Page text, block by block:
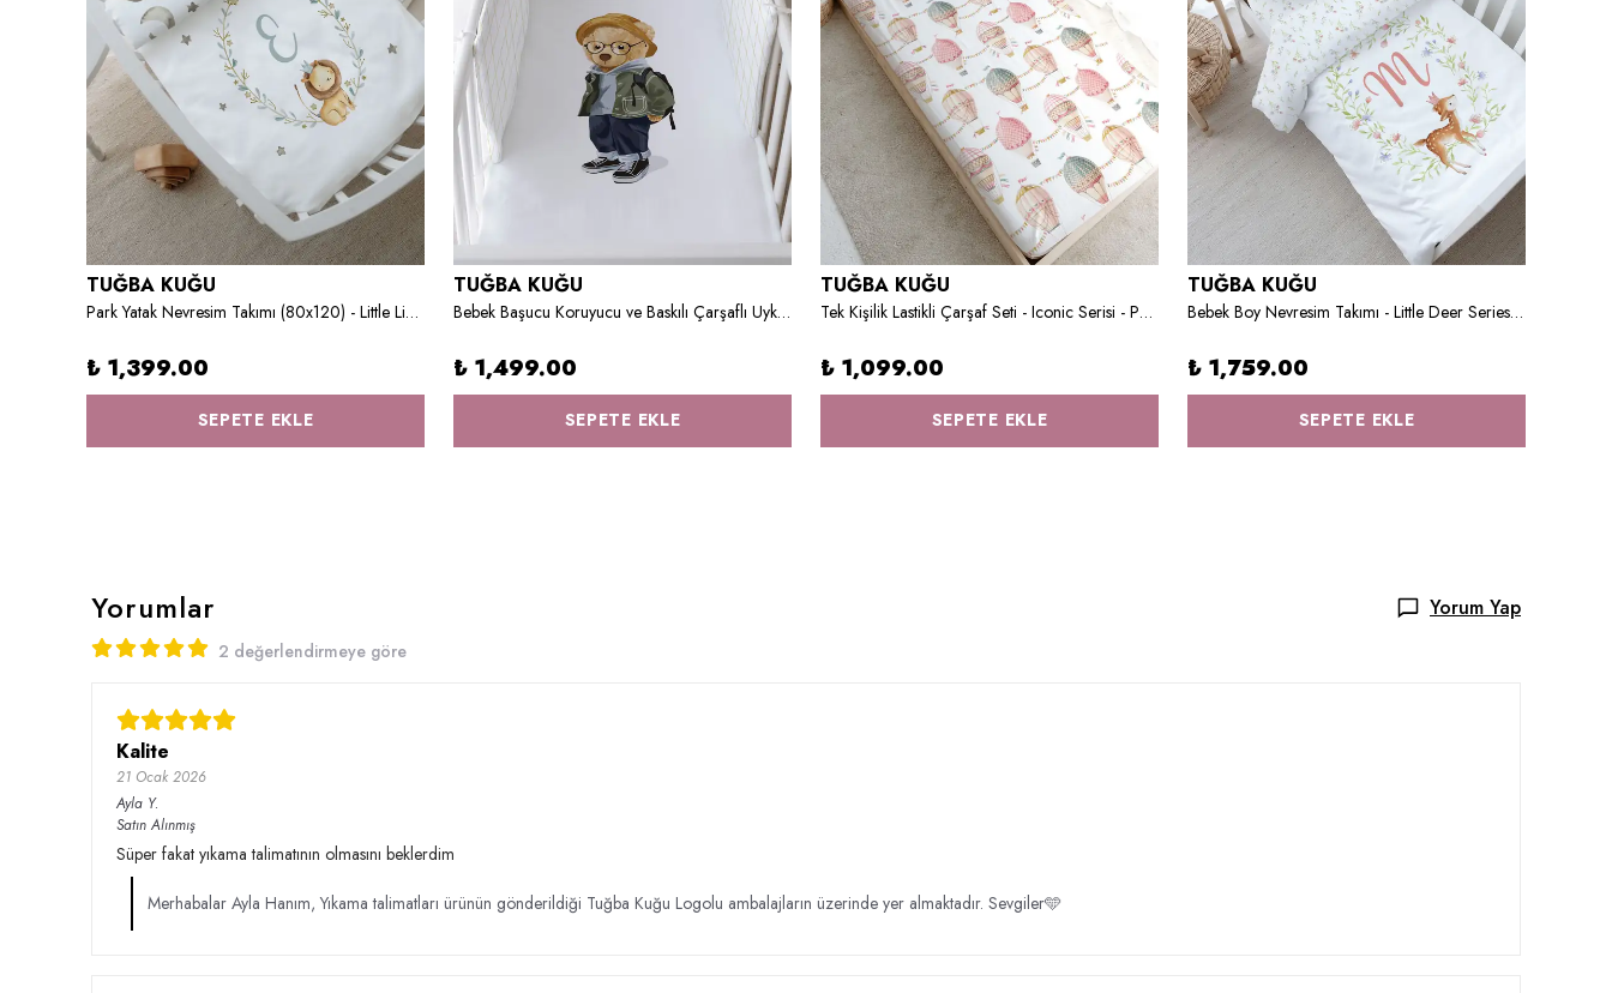
TUĞBA KUĞU
Park Yatak Nevresim Takımı (80x120) - Little Lion Series - E Harfi
₺ 1,399.00
SEPETE EKLE
TUĞBA KUĞU
Bebek Başucu Koruyucu ve Baskılı Çarşaflı Uyku Seti - Pure Baby Serisi - Gözlüklü Ayıcık
₺ 1,499.00
SEPETE EKLE
TUĞBA KUĞU
Tek Kişilik Lastikli Çarşaf Seti - Iconic Serisi - Pembe Uçan Balon
₺ 1,099.00
SEPETE EKLE
TUĞBA KUĞU
Bebek Boy Nevresim Takımı - Little Deer Series - M Harfi
₺ 1,759.00
SEPETE EKLE
Yorumlar Yorum Yap
2 değerlendirmeye göre
Kalite
21 Ocak 2026
Ayla Y.
Satın Alınmış
Süper fakat yıkama talimatının olmasını beklerdim
Merhabalar Ayla Hanım, Yıkama talimatları ürünün gönderildiği Tuğba Kuğu Logolu ambalajların üzerinde yer almaktadır. Sevgiler🩵